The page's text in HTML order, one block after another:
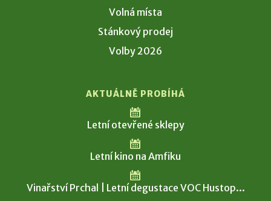
Volná místa
Stánkový prodej
Volby 2026
AKTUÁLNĚ PROBÍHÁ
Letní otevřené sklepy
Letní kino na Amfiku
Vinařství Prchal | Letní degustace VOC Hustop...